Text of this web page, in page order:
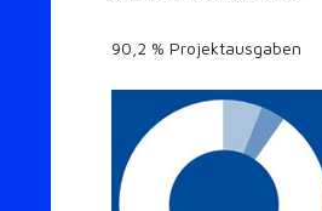
90,2 % Projektausgaben